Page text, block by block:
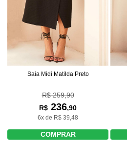
Saia Midi Matilda Preto
R$ 259,90
R$ 236,90
6x de R$ 39,48
COMPRAR